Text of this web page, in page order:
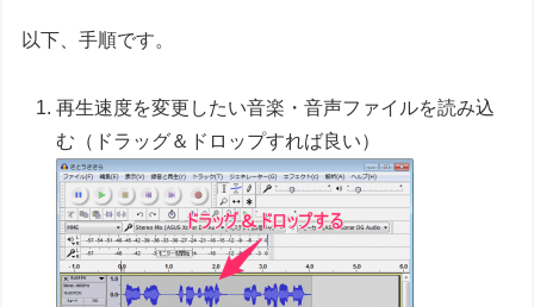
以下、手順です。
再生速度を変更したい音楽・音声ファイルを読み込
む（ドラッグ＆ドロップすれば良い）